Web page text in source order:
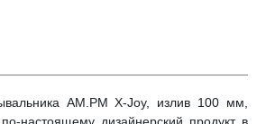
AM.PM X-Joy, излив 100 мм,